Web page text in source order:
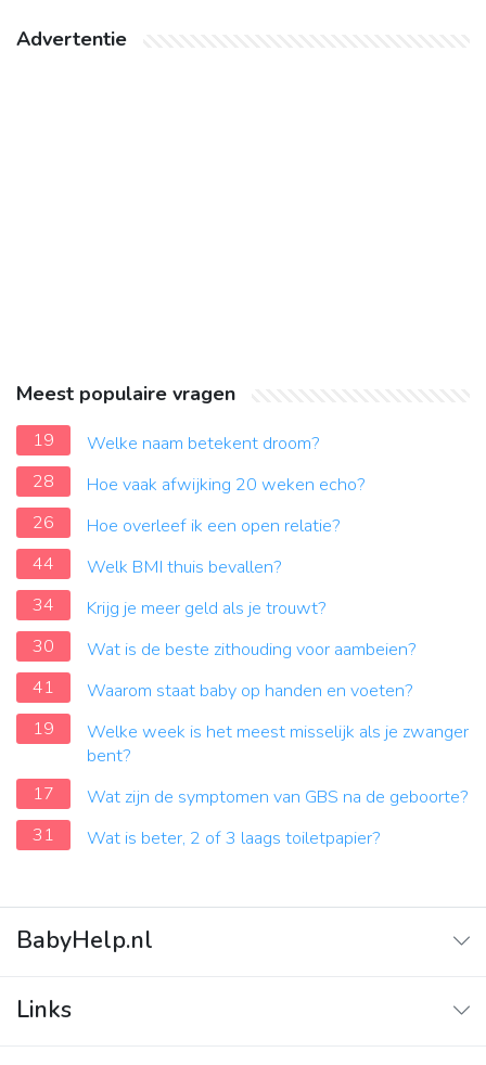
Advertentie
Meest populaire vragen
19
Welke naam betekent droom?
28
Hoe vaak afwijking 20 weken echo?
26
Hoe overleef ik een open relatie?
44
Welk BMI thuis bevallen?
34
Krijg je meer geld als je trouwt?
30
Wat is de beste zithouding voor aambeien?
41
Waarom staat baby op handen en voeten?
19
Welke week is het meest misselijk als je zwanger
bent?
17
Wat zijn de symptomen van GBS na de geboorte?
31
Wat is beter, 2 of 3 laags toiletpapier?
BabyHelp.nl
Vraag & Antwoord
Links